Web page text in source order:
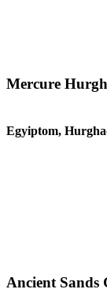
Mercure
Egyiptom,
Ancient Sands